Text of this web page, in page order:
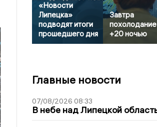
«Новости
Липецка»
подводят итоги
прошедшего дня
Завтра
+20 ночью
Главные новости
07/08/2026 08:33
В небе над Липецкой